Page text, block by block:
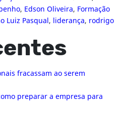
, Edson Oliveira, Formação
Luiz Pasqual, liderança, rodrigo
fracassam ao serem
preparar a empresa para